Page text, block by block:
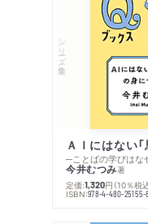
シリーズ・全集
─ことばの学びはな
今井むつみ著
定価:1,320円 （10％税
ISBN:978-4-480-25155-8